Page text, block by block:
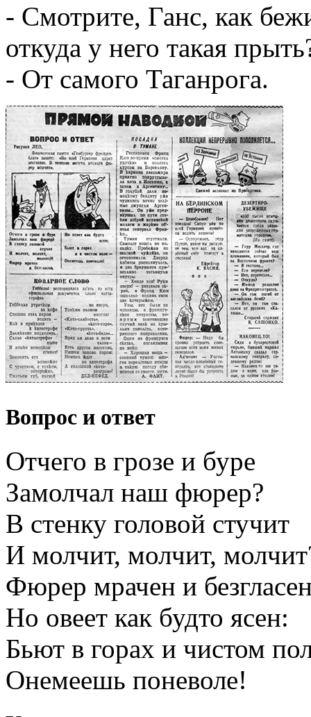
- Смотрите, Ганс, как
откуда у него такая
- От самого Таганрога.
Вопрос и ответ
Отчего в грозе и буре
Замолчал наш фюрер?
В стенку головой стучит
И молчит, молчит,
Фюрер мрачен и
Но овеет как будто ясен:
Бьют в горах и чистом
Онемеешь поневоле!